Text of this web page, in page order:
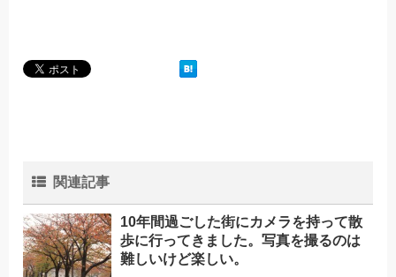
関連記事
10年間過ごした街にカメラを持って散
歩に行ってきました。写真を撮るのは
難しいけど楽しい。